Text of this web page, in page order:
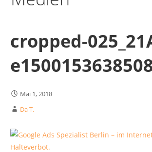
cropped-
Mai 1, 2018
Da T.